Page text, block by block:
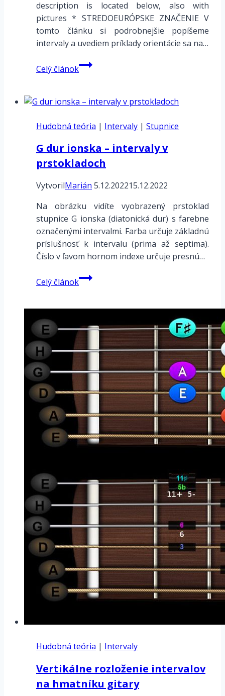
description is located below, also with
pictures * STREDOEURÓPSKE ZNAČENIE V
tomto článku si podrobnejšie popíšeme
intervaly a uvediem príklady orientácie sa na…
Celý článokChromatická
a
rada
intervaly
príklady
Hudobná teória | Intervaly | Stupnice
G dur ionska – intervaly v
prstokladoch
VytvorilMarián 5.12.202215.12.2022
Na obrázku vidíte vyobrazený prstoklad
stupnice G ionska (diatonická dur) s farebne
označenými intervalmi. Farba určuje základnú
príslušnosť k intervalu (prima až septima).
Číslo v ľavom hornom indexe určuje presnú…
Celý článokG
dur
intervaly
prstokladoch
Hudobná teória | Intervaly
Vertikálne rozloženie intervalov
na hmatníku gitary